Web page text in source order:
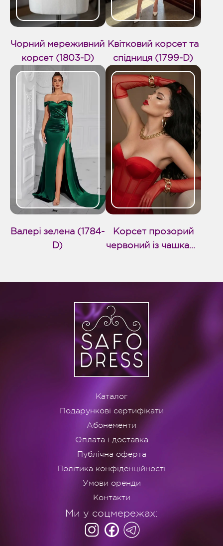
Чорний мереживний
корсет (1803-D)
Квітковий корсет та
спідниця (1799-D)
Валері зелена (1784-
D)
Корсет прозорий
червоний із чашками
Каталог
Подарункові сертифікати
Абонементи
Оплата і доставка
Публічна оферта
Політика конфіденційності
Умови оренди
Контакти
Ми у соцмережах: